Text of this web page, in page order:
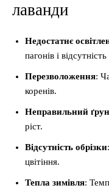
лаванди
Недостатнє
пагонів і відсутність
Перезволоження:
коренів.
Неправильний
ріст.
Відсутність обрізки
цвітіння.
Тепла зимівля: